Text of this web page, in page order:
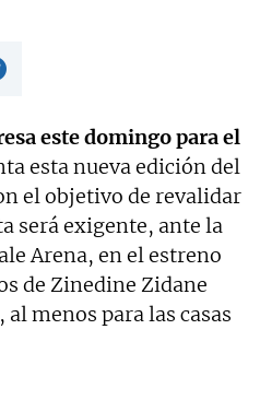
este domingo para el
esta nueva edición del
el objetivo de revalidar
será exigente, ante la
Arena, en el estreno
de Zinedine Zidane
menos para las casas